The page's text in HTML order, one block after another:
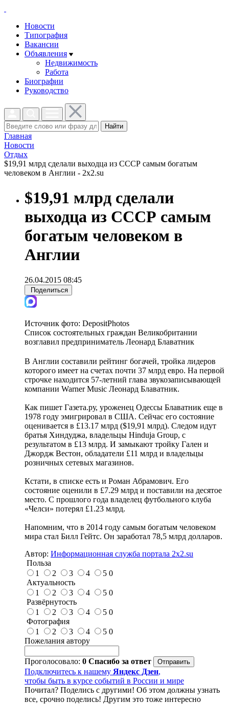
Новости
Типография
Вакансии
Объявления
Недвижимость
Работа
Биографии
Руководство
Найти
Главная
Новости
Отдых
$19,91 млрд сделали выходца из СССР самым богатым
человеком в Англии - 2x2.su
$19,91 млрд сделали
выходца из СССР самым
богатым человеком в
Англии
26.04.2015 08:45
Поделиться
Источник фото: DepositPhotos
Список состоятельных граждан Великобритании
возглавил предприниматель Леонард Блаватник
В Англии составили рейтинг богачей, тройка лидеров
которого имеет на счетах почти 37 млрд евро. На первой
строчке находится 57-летний глава звукозаписывающей
компании Warner Music Леонард Блаватник.
Как пишет Газета.ру, уроженец Одессы Блаватник еще в
1978 году эмигрировал в США. Сейчас его состояние
оценивается в £13.17 млрд ($19,91 млрд). Следом идут
братья Хиндуджа, владельцы Hinduja Group, с
результатом в £13 млрд. И замыкают тройку Гален и
Джордж Вестон, обладатели £11 млрд и владельцы
розничных сетевых магазинов.
Кстати, в списке есть и Роман Абрамович. Его
состояние оценили в £7.29 млрд и поставили на десятое
место. С прошлого года владелец футбольного клуба
«Челси» потерял £1.23 млрд.
Напомним, что в 2014 году самым богатым человеком
мира стал Билл Гейтс. Он заработал 78,5 млрд долларов.
Автор: Информационная служба портала 2x2.su
Польза
1
2 3 4 5 0
Актуальность
1
2 3 4 5 0
Развёрнутость
1
2 3 4 5 0
Фотография
1
2 3 4 5 0
Пожелания автору
Проголосовало: 0 Спасибо за ответ
Подключитесь к нашему Яндекс Дзен,
чтобы быть в курсе событий в России и мире
Почитал? Поделись с другими! Об этом должны узнать
все, срочно поделись! Другим это тоже интересно